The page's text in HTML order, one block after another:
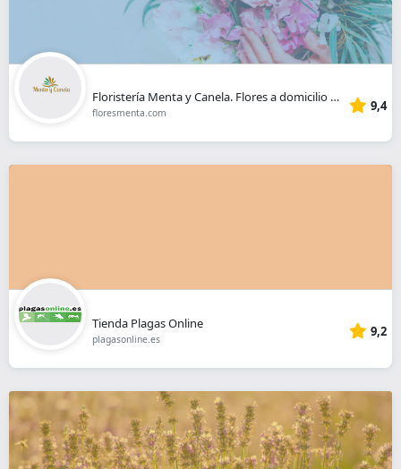
Floristería Menta y Canela. Flores a domicilio Madrid
floresmenta.com 9,4
Tienda Plagas Online
plagasonline.es 9,2